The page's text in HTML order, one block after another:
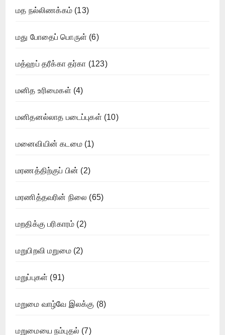
மத நல்லிணக்கம் (13)
மது போதைப் பொருள் (6)
மத்ஹப் தரீக்கா தர்கா (123)
மனித உரிமைகள் (4)
மனிதனல்லாத படைப்புகள் (10)
மனைவியின் கடமை(1)
மரணத்திற்குப் பின் (2)
மரணித்தவரின் நிலை (65)
மறதிக்கு பரிகாரம் (2)
மறுபிறவி மறுமை(2)
மறுப்புகள் (91)
மறுமை வாழ்வே இலக்கு (8)
மறுமையை நம்புதல் (7)